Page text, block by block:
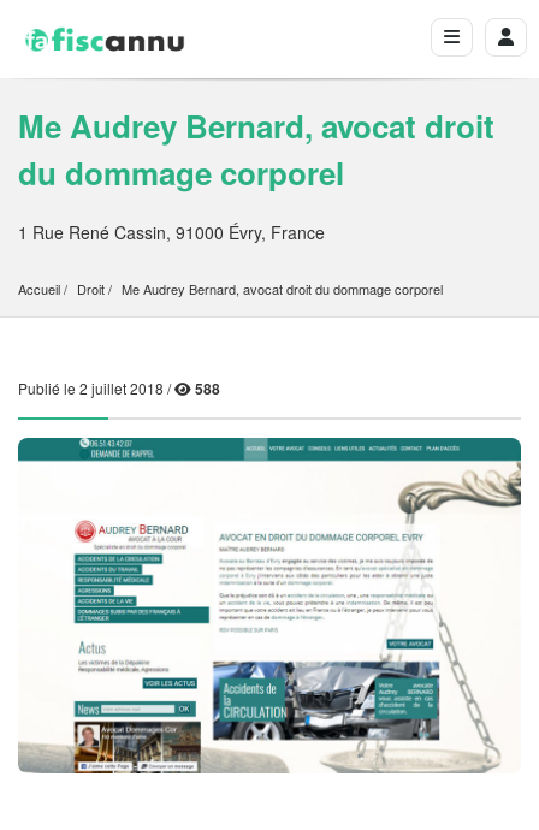
Me Audrey Bernard, avocat droit
du dommage corporel
1 Rue René Cassin, 91000 Évry, France
Accueil Droit Me Audrey Bernard, avocat droit du dommage corporel
Publié le 2 juillet 2018 / 588